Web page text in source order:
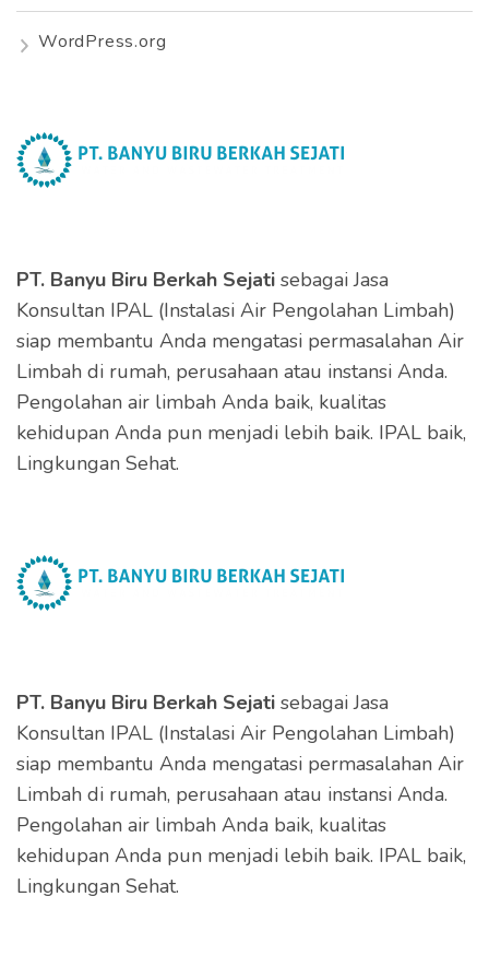
WordPress.org
PT. Banyu Biru Berkah Sejati sebagai Jasa
Konsultan IPAL (Instalasi Air Pengolahan Limbah)
siap membantu Anda mengatasi permasalahan Air
Limbah di rumah, perusahaan atau instansi Anda.
Pengolahan air limbah Anda baik, kualitas
kehidupan Anda pun menjadi lebih baik. IPAL baik,
Lingkungan Sehat.
PT. Banyu Biru Berkah Sejati sebagai Jasa
Konsultan IPAL (Instalasi Air Pengolahan Limbah)
siap membantu Anda mengatasi permasalahan Air
Limbah di rumah, perusahaan atau instansi Anda.
Pengolahan air limbah Anda baik, kualitas
kehidupan Anda pun menjadi lebih baik. IPAL baik,
Lingkungan Sehat.